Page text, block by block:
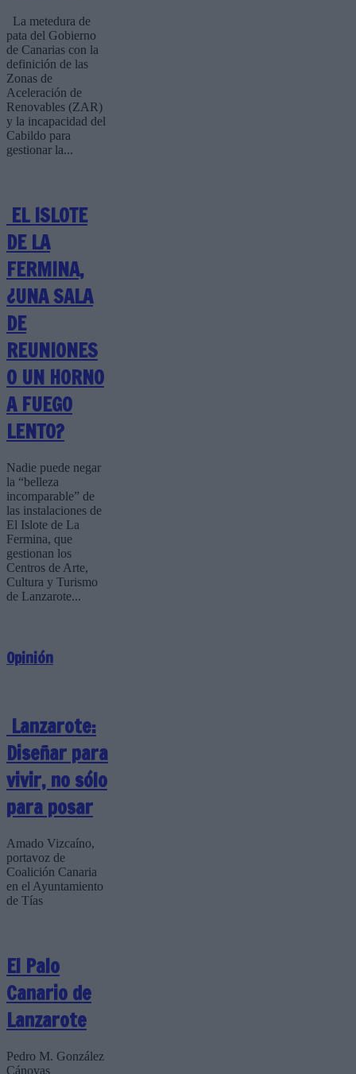
La metedura de
pata del Gobierno
de Canarias con la
definición de las
Zonas de
Aceleración de
Renovables (ZAR)
y la incapacidad del
Cabildo para
gestionar la...
EL ISLOTE
DE LA
FERMINA,
¿UNA SALA
DE
REUNIONES
O UN HORNO
A FUEGO
LENTO?
Nadie puede negar
la “belleza
incomparable” de
las instalaciones de
El Islote de La
Fermina, que
gestionan los
Centros de Arte,
Cultura y Turismo
de Lanzarote...
Opinión
Lanzarote:
Diseñar para
vivir, no sólo
para posar
Amado Vizcaíno,
portavoz de
Coalición Canaria
en el Ayuntamiento
de Tías
El Palo
Canario de
Lanzarote
Pedro M. González
Cánovas